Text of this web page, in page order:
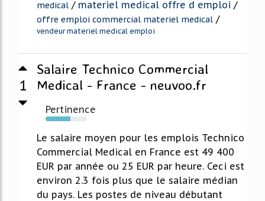
medical / materiel medical offre d emploi /
offre emploi commercial materiel medical /
vendeur materiel medical emploi
1
Salaire Technico Commercial
Medical - France - neuvoo.fr
Pertinence
60%
Le salaire moyen pour les emplois Technico
Commercial Medical en France est 49 400
EUR par année ou 25 EUR par heure. Ceci est
environ 2.3 fois plus que le salaire médian
du pays. Les postes de niveau débutant